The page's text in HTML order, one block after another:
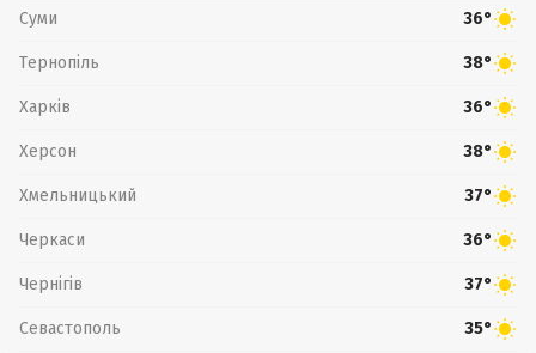
Суми 36°
Тернопіль 38°
Харків 36°
Херсон 38°
Хмельницький 37°
Черкаси 36°
Чернігів 37°
Севастополь 35°